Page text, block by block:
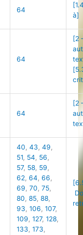
64
à]
64
[2
64
[2
40,43,49,
51, 54, 56,
57, 58, 59,
62,64,66,
69,70,75,
80,85,88,
93,106,107,
109,127,128,
133,173,